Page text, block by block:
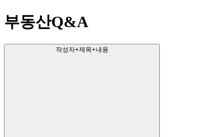
부동산Q&A
작성자+제목+내용